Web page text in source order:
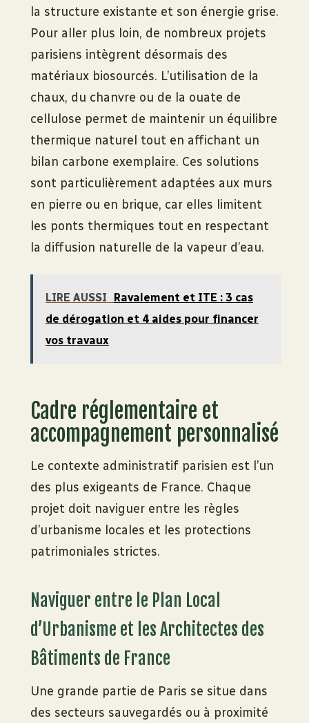
la structure existante et son énergie grise.
Pour aller plus loin, de nombreux projets
parisiens intègrent désormais des
matériaux biosourcés. L’utilisation de la
chaux, du chanvre ou de la ouate de
cellulose permet de maintenir un équilibre
thermique naturel tout en affichant un
bilan carbone exemplaire. Ces solutions
sont particulièrement adaptées aux murs
en pierre ou en brique, car elles limitent
les ponts thermiques tout en respectant
la diffusion naturelle de la vapeur d’eau.
LIRE AUSSI
Ravalement et ITE : 3 cas
de dérogation et 4 aides pour financer
vos travaux
Cadre réglementaire et
accompagnement personnalisé
Le contexte administratif parisien est l’un
des plus exigeants de France. Chaque
projet doit naviguer entre les règles
d’urbanisme locales et les protections
patrimoniales strictes.
Naviguer entre le Plan Local
d’Urbanisme et les Architectes des
Bâtiments de France
Une grande partie de Paris se situe dans
des secteurs sauvegardés ou à proximité